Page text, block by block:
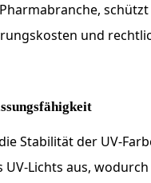
und
Stabilität der UV-
Lichts aus,